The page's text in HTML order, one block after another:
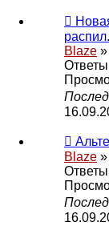
Blaze
Blaze